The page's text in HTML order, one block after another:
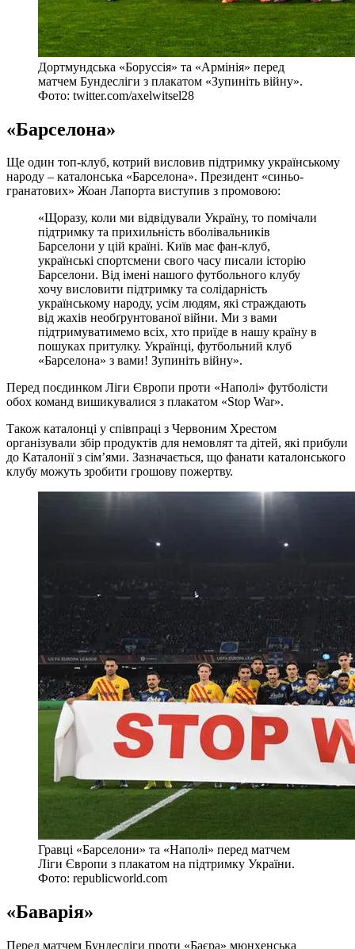
Дортмундська «Боруссія» та «Армінія» перед
матчем Бундесліги з плакатом «Зупиніть війну».
Фото: twitter.com/axelwitsel28
«Барселона»
Ще один топ-клуб, котрий висловив підтримку українському
народу – каталонська «Барселона». Президент «синьо-
гранатових» Жоан Лапорта виступив з промовою:
«Щоразу, коли ми відвідували Україну, то помічали
підтримку та прихильність вболівальників
Барселони у цій країні. Київ має фан-клуб,
українські спортсмени свого часу писали історію
Барселони. Від імені нашого футбольного клубу
хочу висловити підтримку та солідарність
українському народу, усім людям, які страждають
від жахів необґрунтованої війни. Ми з вами
підтримуватимемо всіх, хто приїде в нашу країну в
пошуках притулку. Українці, футбольний клуб
«Барселона» з вами! Зупиніть війну».
Перед поєдинком Ліги Європи проти «Наполі» футболісти
обох команд вишикувалися з плакатом «Stop War».
Також каталонці у співпраці з Червоним Хрестом
організували збір продуктів для немовлят та дітей, які прибули
до Каталонії з сім’ями. Зазначається, що фанати каталонського
клубу можуть зробити грошову пожертву.
Гравці «Барселони» та «Наполі» перед матчем
Ліги Європи з плакатом на підтримку України.
Фото: republicworld.com
«Баварія»
Перед матчем Бундесліги проти «Баєра» мюнхенська